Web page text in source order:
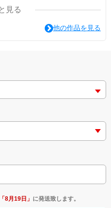
白可笑し。IN SUZURI』や
中。
見る
他の作品を見る
「8月19日 」 に発送致します。